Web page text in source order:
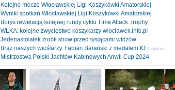
Kolejne mecze Włocławskiej Ligi Koszykówki Amatorskiej
Wyniki spotkań Włocławskiej Ligi Koszykówki Amatorskiej
Borys rewelacją kolejnej rundy cyklu Time Attack Trophy
WLKA: kolejne zwycięstwo koszykarzy wloclawek.info.pl
Jedenastolatek zrobił show przed tysiącami widzów
Brąz naszych wioślarzy. Fabian Barański z medalem IO 1 opinia
Mistrzostwa Polski Jachtów Kabinowych Anwil Cup 2024